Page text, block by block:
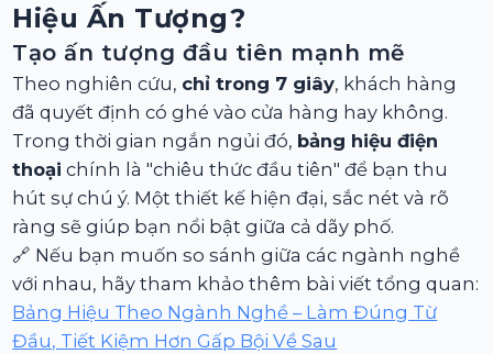
Hiệu Ấn Tượng?
Tạo ấn tượng đầu tiên mạnh mẽ
Theo nghiên cứu, chỉ trong 7 giây, khách hàng
đã quyết định có ghé vào cửa hàng hay không.
Trong thời gian ngắn ngủi đó, bảng hiệu điện
thoại chính là "chiêu thức đầu tiên" để bạn thu
hút sự chú ý. Một thiết kế hiện đại, sắc nét và rõ
ràng sẽ giúp bạn nổi bật giữa cả dãy phố.
🔗 Nếu bạn muốn so sánh giữa các ngành nghề
với nhau, hãy tham khảo thêm bài viết tổng quan:
Bảng Hiệu Theo Ngành Nghề – Làm Đúng Từ
Đầu, Tiết Kiệm Hơn Gấp Bội Về Sau